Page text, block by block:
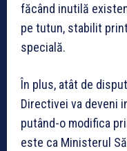
făcând inutilă
pe tutun, stabilit
specială.
În plus, atât de
Directivei va deveni
putând-o modifica
este ca Ministerul